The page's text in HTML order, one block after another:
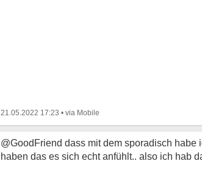
21.05.2022 17:23 •
@GoodFriend dass mit dem sporadisch
haben das es sich echt anfühlt.. also ich hab